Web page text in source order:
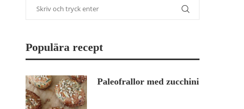
Populära recept
Paleofrallor med zucchini